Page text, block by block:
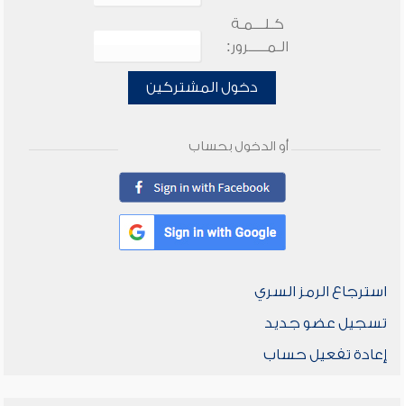
كـلـــمـة
الـمـــــرور:
دخول المشتركين
أو الدخول بحساب
استرجاع الرمز السري
تسجيل عضو جديد
إعادة تفعيل حساب